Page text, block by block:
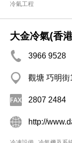
冷氣工程
大金冷氣(香
3966 9528
觀塘 巧明
2807 2484
http://